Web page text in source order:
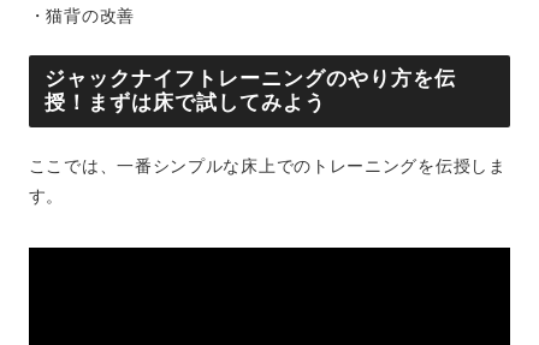
・猫背の改善
ジャックナイフトレーニングのやり方を伝
授！まずは床で試してみよう
ここでは、一番シンプルな床上でのトレーニングを伝授しま
す。